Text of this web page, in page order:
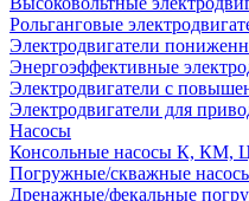
Рольганговые
Электродвигатели
Энергоэффективные
Электродвигатели с
Электродвигатели для
Насосы
Консольные насосы К, КМ,
Погружные/скважные
Дренажные/фекальные